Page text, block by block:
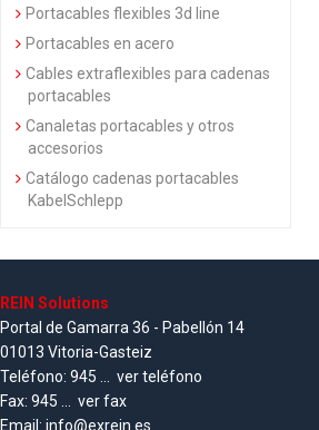
Portacables flexibles 3d line
Portacables en acero
Cables extraflexibles para cadenas
portacables
Canaletas portacables y otros
accesorios
Catálogo cadenas portacables
KabelSchlepp
REIN Solutions
Portal de Gamarra 36 - Pabellón 14
01013 Vitoria-Gasteiz
Teléfono: 945 ... ver teléfono
Fax: 945 ... ver fax
Email: info@exrein.es